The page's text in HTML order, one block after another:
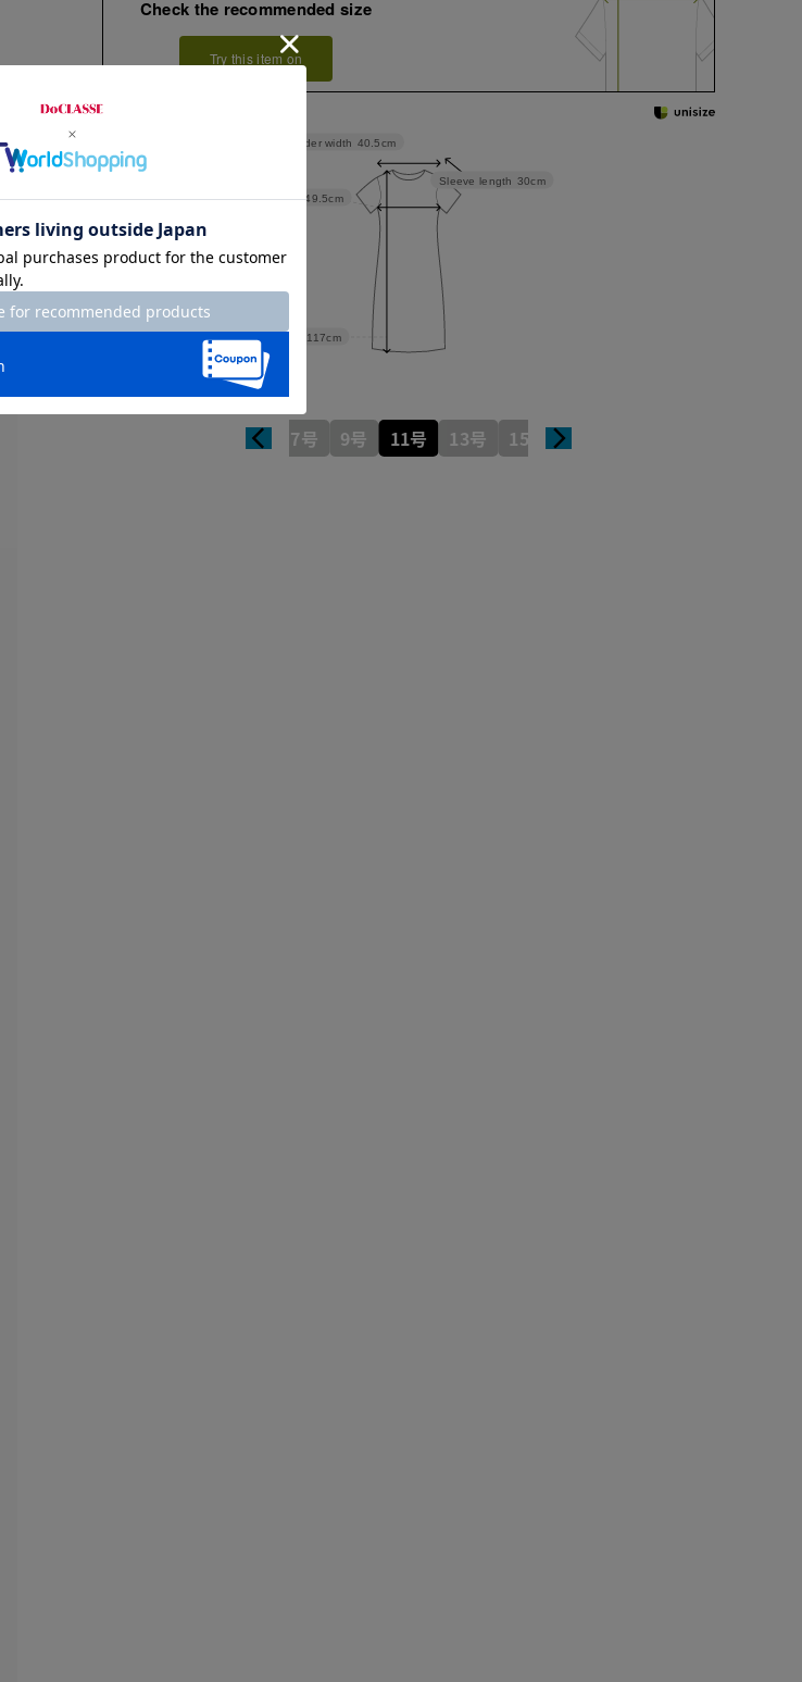
Check the recommended size
Try this item on
Sleeve length 30cm
117cm
Width 49.5cm
Shoulder width 40.5cm
7号 9号 11号 13号 15号